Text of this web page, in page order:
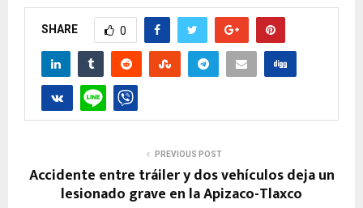
SHARE 0
PREVIOUS POST
Accidente entre tráiler y dos vehículos deja un
lesionado grave en la Apizaco-Tlaxco